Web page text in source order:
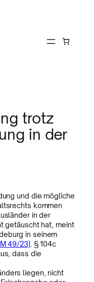
trotz
in der
und die mögliche
kommen
in der
getäuscht hat, meint
in seinem
49/23). § 104c
dass die
liegen, nicht